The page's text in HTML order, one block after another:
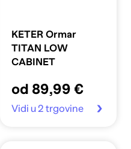
KETER Ormar
TITAN LOW
CABINET
od 89,99 €
Vidi u 2 trgovine